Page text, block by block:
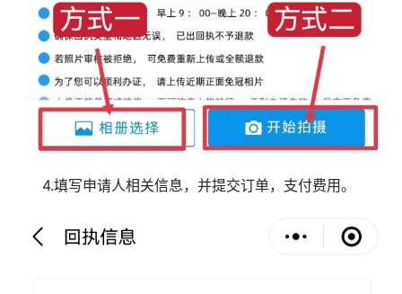
4.填写申请人相关信息，并提交订单，支付费用。